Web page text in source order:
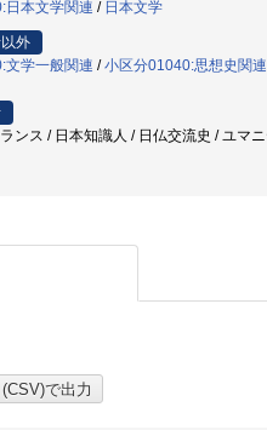
日本文学関連 / 日本文学
外
文学一般関連 /小区分01040:思想史関連
ンス / 日本知識人 / 日仏交流史 / ユマ